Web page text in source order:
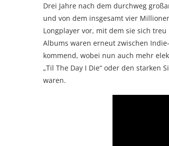
Drei Jahre nach dem durchweg
und von dem insgesamt vier
Longplayer vor, mit dem sie sich
Albums waren erneut zwischen
kommend, wobei nun auch mehr
„Til The Day I Die“ oder den starken
waren.